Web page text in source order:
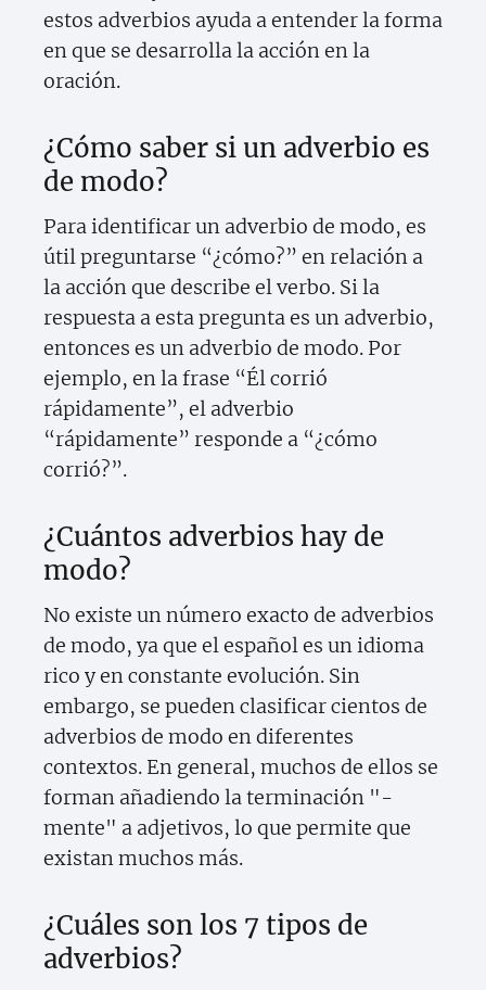
estos adverbios ayuda a entender la forma
en que se desarrolla la acción en la
oración.
¿Cómo saber si un adverbio es
de modo?
Para identificar un adverbio de modo, es
útil preguntarse “¿cómo?” en relación a
la acción que describe el verbo. Si la
respuesta a esta pregunta es un adverbio,
entonces es un adverbio de modo. Por
ejemplo, en la frase “Él corrió
rápidamente”, el adverbio
“rápidamente” responde a “¿cómo
corrió?”.
¿Cuántos adverbios hay de
modo?
No existe un número exacto de adverbios
de modo, ya que el español es un idioma
rico y en constante evolución. Sin
embargo, se pueden clasificar cientos de
adverbios de modo en diferentes
contextos. En general, muchos de ellos se
forman añadiendo la terminación "-
mente" a adjetivos, lo que permite que
existan muchos más.
¿Cuáles son los 7 tipos de
adverbios?